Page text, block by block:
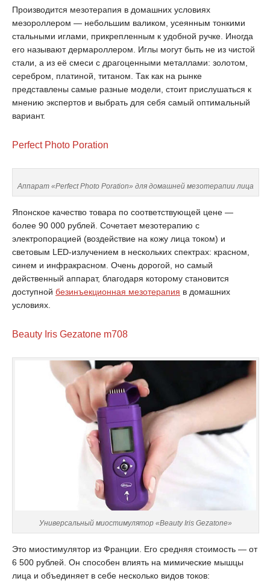
Производится мезотерапия в домашних условиях
мезороллером — небольшим валиком, усеянным тонкими
стальными иглами, прикрепленным к удобной ручке. Иногда
его называют дермароллером. Иглы могут быть не из чистой
стали, а из её смеси с драгоценными металлами: золотом,
серебром, платиной, титаном. Так как на рынке
представлены самые разные модели, стоит прислушаться к
мнению экспертов и выбрать для себя самый оптимальный
вариант.
Perfect Photo Poration
Аппарат «Perfect Photo Poration» для домашней мезотерапии лица
Японское качество товара по соответствующей цене —
более 90 000 рублей. Сочетает мезотерапию с
электропорацией (воздействие на кожу лица током) и
световым LED-излучением в нескольких спектрах: красном,
синем и инфракрасном. Очень дорогой, но самый
действенный аппарат, благодаря которому становится
доступной безинъекционная мезотерапия в домашних
условиях.
Beauty Iris Gezatone m708
Универсальный миостимулятор «Beauty Iris Gezatone»
Это миостимулятор из Франции. Его средняя стоимость — от
6 500 рублей. Он способен влиять на мимические мышцы
лица и объединяет в себе несколько видов токов: